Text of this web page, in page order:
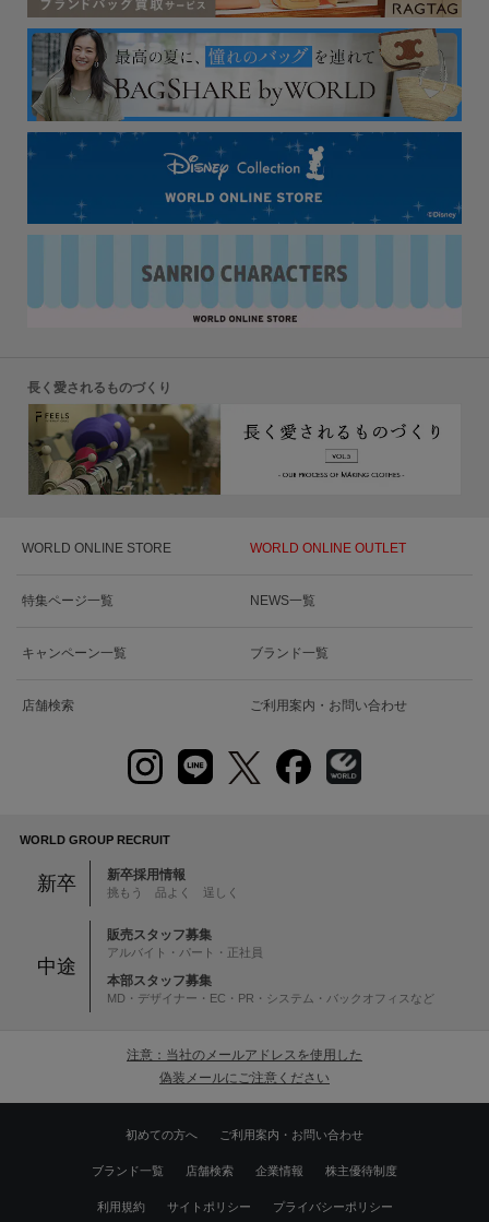
長く愛されるものづくり
WORLD ONLINE STORE WORLD ONLINE OUTLET
特集ページ一覧 NEWS一覧
キャンペーン一覧 ブランド一覧
店舗検索 ご利用案内・お問い合わせ
WORLD GROUP RECRUIT
新卒 新卒採用情報
挑もう 品よく 逞しく
中途
販売スタッフ募集
アルバイト・パート・正社員
本部スタッフ募集
MD・デザイナー・EC・PR・システム・バックオフィスなど
注意：当社のメールアドレスを使用した
偽装メールにご注意ください
初めての方へ ご利用案内・お問い合わせ
ブランド一覧 店舗検索 企業情報 株主優待制度
利用規約 サイトポリシー プライバシーポリシー